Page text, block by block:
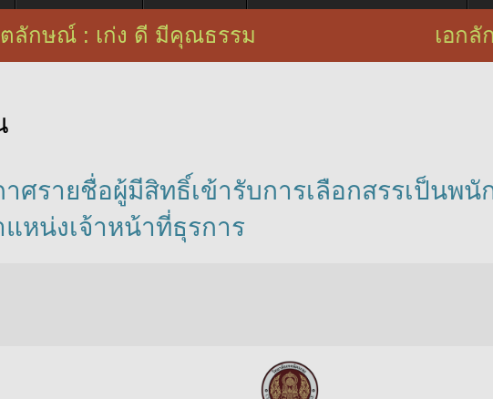
กษณ์ : เก่ง ดี มีคุณธรรม เอกลักษณ์ : บ
ศรายชื่อผู้มีสิทธิ์เข้ารับการเลือกสรรเป็นพนั
หน่งเจ้าหน้าที่ธุรการ